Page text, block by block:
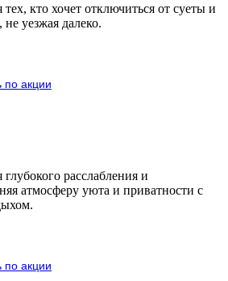
кто хочет отключиться от суеты и
уезжая далеко.
по акции
расслабления и
атмосферу уюта и приватности с
по акции